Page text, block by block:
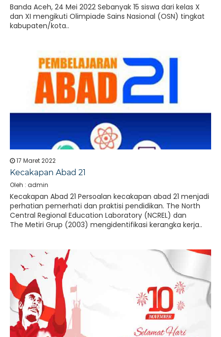
Banda Aceh, 24 Mei 2022 Sebanyak 15 siswa dari kelas X
dan XI mengikuti Olimpiade Sains Nasional (OSN) tingkat
kabupaten/kota..
17 Maret 2022
Kecakapan Abad 21
Oleh : admin
Kecakapan Abad 21 Persoalan kecakapan abad 21 menjadi
perhatian pemerhati dan praktisi pendidikan. The North
Central Regional Education Laboratory (NCREL) dan
The Metiri Grup (2003) mengidentifikasi kerangka kerja..